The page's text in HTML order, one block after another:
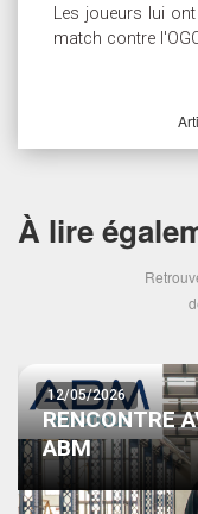
Les joueurs lui
match contre
À lire
12/05/2026
RENCONTRE
ABM